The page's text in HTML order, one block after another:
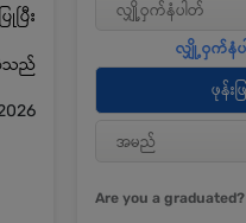
ြီး
သည်
Are you a graduated?